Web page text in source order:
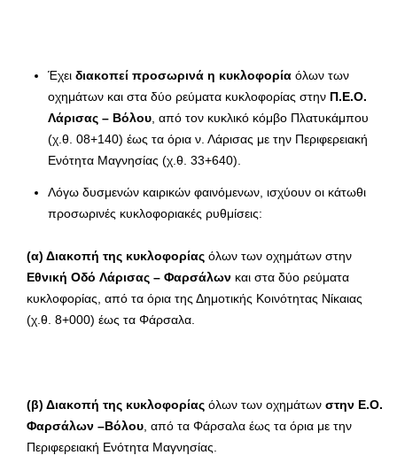
Έχει διακοπεί προσωρινά η κυκλοφορία όλων των
οχημάτων και στα δύο ρεύματα κυκλοφορίας στην Π.Ε.Ο.
Λάρισας – Βόλου , από τον κυκλικό κόμβο Πλατυκάμπου
(χ.θ. 08+140) έως τα όρια ν. Λάρισας με την Περιφερειακή
Ενότητα Μαγνησίας (χ.θ. 33+640).
Λόγω δυσμενών καιρικών φαινόμενων, ισχύουν οι κάτωθι
προσωρινές κυκλοφοριακές ρυθμίσεις:
(α) Διακοπή της κυκλοφορίας όλων των οχημάτων στην
Εθνική Οδό Λάρισας – Φαρσάλων και στα δύο ρεύματα
κυκλοφορίας, από τα όρια της Δημοτικής Κοινότητας Νίκαιας
(χ.θ. 8+000) έως τα Φάρσαλα.
(β) Διακοπή της κυκλοφορίας όλων των οχημάτων στην Ε.Ο.
Φαρσάλων –Βόλου , από τα Φάρσαλα έως τα όρια με την
Περιφερειακή Ενότητα Μαγνησίας.